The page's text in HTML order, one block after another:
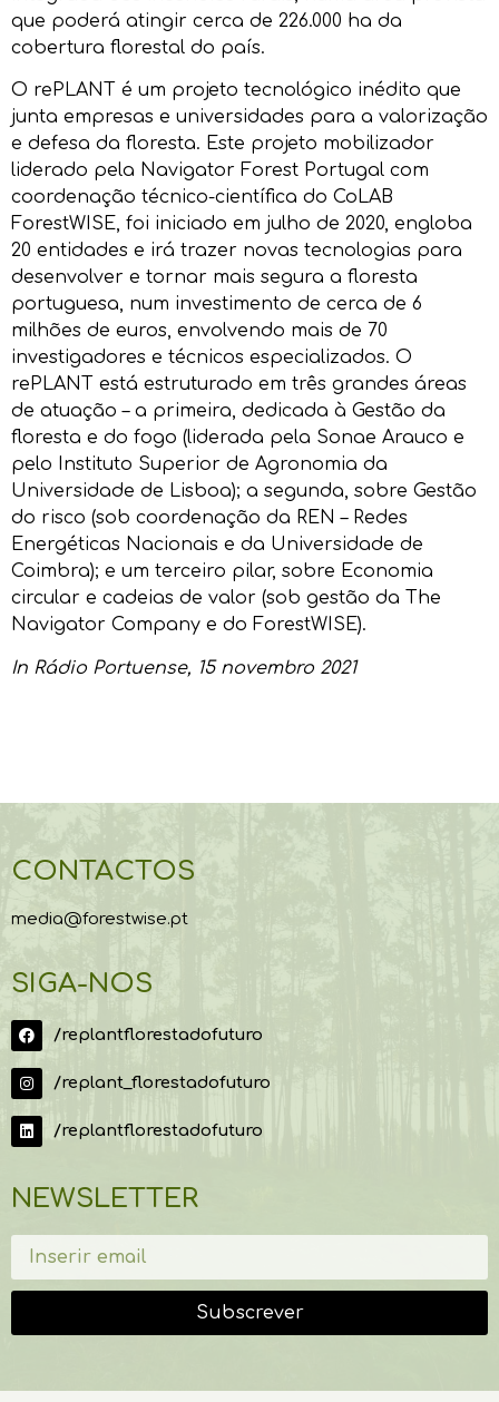
que poderá atingir cerca de 226.000 ha da
cobertura florestal do país.
O rePLANT é um projeto tecnológico inédito que
junta empresas e universidades para a valorização
e defesa da floresta. Este projeto mobilizador
liderado pela Navigator Forest Portugal com
coordenação técnico-científica do CoLAB
ForestWISE, foi iniciado em julho de 2020, engloba
20 entidades e irá trazer novas tecnologias para
desenvolver e tornar mais segura a floresta
portuguesa, num investimento de cerca de 6
milhões de euros, envolvendo mais de 70
investigadores e técnicos especializados. O
rePLANT está estruturado em três grandes áreas
de atuação – a primeira, dedicada à Gestão da
floresta e do fogo (liderada pela Sonae Arauco e
pelo Instituto Superior de Agronomia da
Universidade de Lisboa); a segunda, sobre Gestão
do risco (sob coordenação da REN – Redes
Energéticas Nacionais e da Universidade de
Coimbra); e um terceiro pilar, sobre Economia
circular e cadeias de valor (sob gestão da The
Navigator Company e do ForestWISE).
In Rádio Portuense, 15 novembro 2021
CONTACTOS
media@forestwise.pt
SIGA-NOS
/replantflorestadofuturo
/replant_florestadofuturo
/replantflorestadofuturo
NEWSLETTER
Subscrever